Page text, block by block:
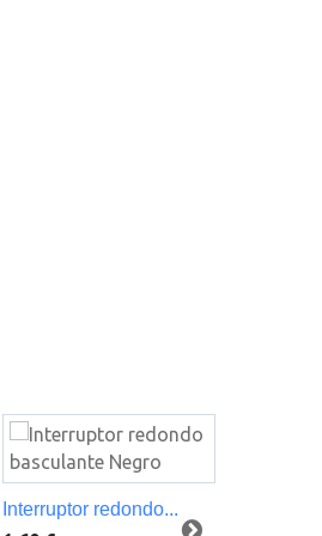
Interruptor redondo...